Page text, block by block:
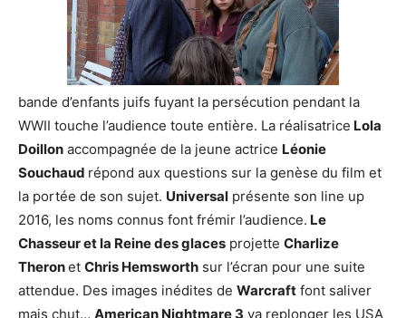
bande d’enfants juifs fuyant la persécution pendant la
WWII touche l’audience toute entière. La réalisatrice Lola
Doillon accompagnée de la jeune actrice Léonie
Souchaud répond aux questions sur la genèse du film et
la portée de son sujet. Universal présente son line up
2016, les noms connus font frémir l’audience. Le
Chasseur et la Reine des glaces projette Charlize
Theronet Chris Hemsworth sur l’écran pour une suite
attendue. Des images inédites de Warcraft font saliver
mais chut… American Nightmare 3 va replonger les USA